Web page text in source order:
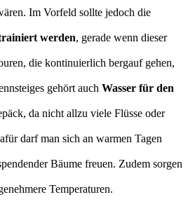
Im Vorfeld sollte jedoch die
werden, gerade wenn dieser
die kontinuierlich bergauf gehen,
gehört auch Wasser für den
da nicht allzu viele Flüsse oder
darf man sich an warmen Tagen
Bäume freuen. Zudem sorgen
Temperaturen.